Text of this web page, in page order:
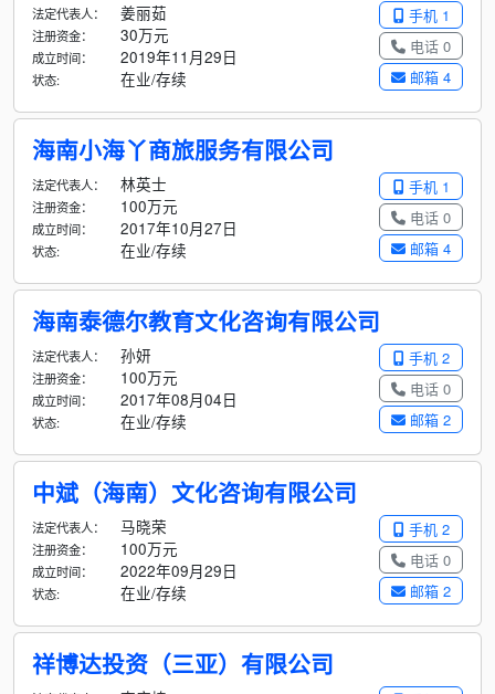
手机 1
电话 0
邮箱 4
法定代表人： 姜丽茹
注册资金： 30万元
成立时间： 2019年11月29日
状态: 在业/存续
海南小海丫商旅服务有限公司
手机 1
电话 0
邮箱 4
法定代表人： 林英士
注册资金： 100万元
成立时间： 2017年10月27日
状态: 在业/存续
海南泰德尔教育文化咨询有限公司
手机 2
电话 0
邮箱 2
法定代表人： 孙妍
注册资金： 100万元
成立时间： 2017年08月04日
状态: 在业/存续
中斌（海南）文化咨询有限公司
手机 2
电话 0
邮箱 2
法定代表人： 马晓荣
注册资金： 100万元
成立时间： 2022年09月29日
状态: 在业/存续
祥博达投资（三亚）有限公司